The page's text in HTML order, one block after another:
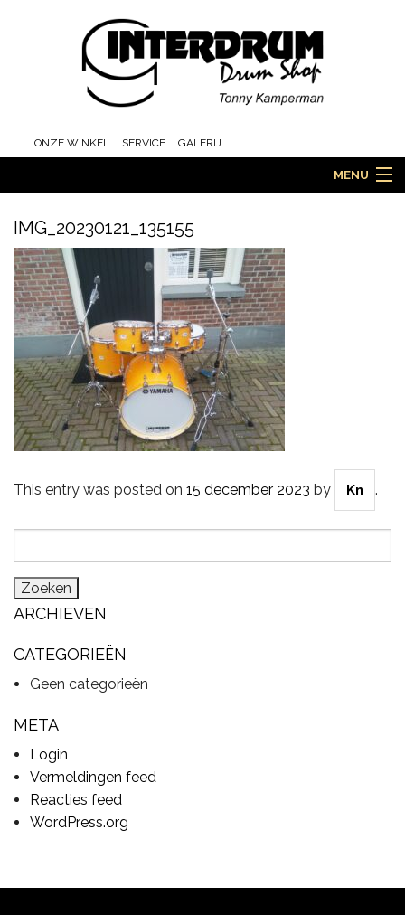
ONZE WINKEL SERVICE GALERIJ
MENU
HOME
DRUMS
ORCHESTRA EN MARCHING
ACCESSOIRES
ONLINE SALE
DRUMSCHOOL
CONTACT
IMG_20230121_135155
This entry was posted on 15 december 2023 by Kn .
ARCHIEVEN
CATEGORIEËN
Geen categorieën
META
Login
Vermeldingen feed
Reacties feed
WordPress.org